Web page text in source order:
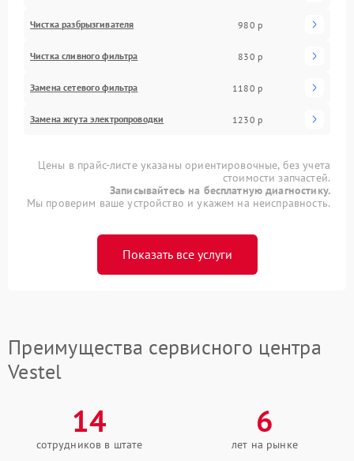
Чистка разбрызгивателя 980 р
Чистка сливного фильтра 830 р
Замена сетевого фильтра 1180 р
Замена жгута электропроводки 1230 р
Цены в прайс-листе указаны ориентировочные, без учета
стоимости запчастей.
Записывайтесь на бесплатную диагностику.
Мы проверим ваше устройство и укажем на неисправность.
Показать все услуги
Преимущества сервисного центра
Vestel
14
сотрудников в штате
6
лет на рынке